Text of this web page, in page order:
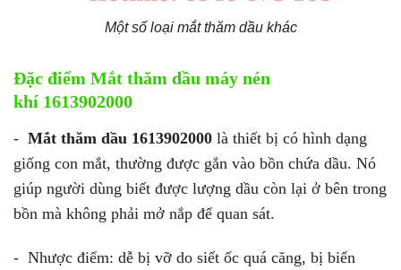
Một số loại mắt thăm dầu khác
Đặc điểm Mắt thăm dầu máy nén
khí 1613902000
- Mắt thăm dầu 1613902000 là thiết bị có hình dạng
giống con mắt, thường được gắn vào bồn chứa dầu. Nó
giúp người dùng biết được lượng dầu còn lại ở bên trong
bồn mà không phải mở nắp để quan sát.
- Nhược điểm: dễ bị vỡ do siết ốc quá căng, bị biến